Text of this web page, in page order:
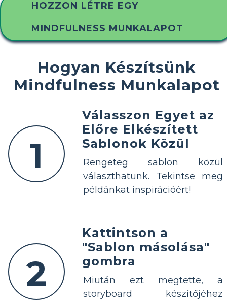
HOZZON LÉTRE EGY
MINDFULNESS MUNKALAPOT
Hogyan Készítsünk
Mindfulness Munkalapot
1
Válasszon Egyet az
Előre Elkészített
Sablonok Közül
Rengeteg sablon közül
választhatunk. Tekintse meg
példánkat inspirációért!
2
Kattintson a
"Sablon másolása"
gombra
Miután ezt megtette, a
storyboard készítőjéhez